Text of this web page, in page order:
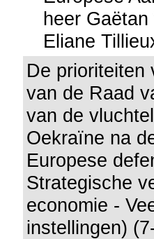
heer
Eliane
De prioriteiten
van de Raad
van de
Oekraïne na
Europese
Strategische
economie -
instellingen)